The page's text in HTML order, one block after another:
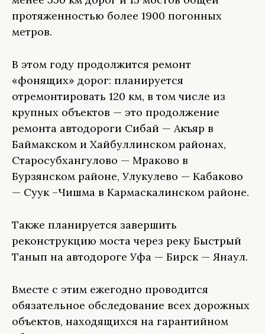
протяженностью более 1900 погонных
метров.
В этом году продолжится ремонт
«фонящих» дорог: планируется
отремонтировать 120 км, в том числе из
крупных объектов — это продолжение
ремонта автодороги Сибай — Акъяр в
Баймакском и Хайбуллинском районах,
Старосубхангулово — Мраково в
Бурзянском районе, Улукулево — Кабаково
— Суук –Чишма в Кармаскалинском районе.
Также планируется завершить
реконструкцию моста через реку Быстрый
Танып на автодороге Уфа — Бирск — Янаул.
Вместе с этим ежегодно проводится
обязательное обследование всех дорожных
объектов, находящихся на гарантийном